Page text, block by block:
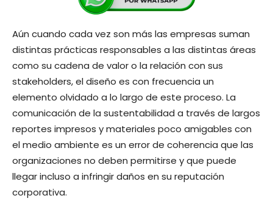
Aún cuando cada vez son más las empresas suman
distintas prácticas responsables a las distintas áreas
como su cadena de valor o la relación con sus
stakeholders, el diseño es con frecuencia un
elemento olvidado a lo largo de este proceso. La
comunicación de la sustentabilidad a través de largos
reportes impresos y materiales poco amigables con
el medio ambiente es un error de coherencia que las
organizaciones no deben permitirse y que puede
llegar incluso a infringir daños en su reputación
corporativa.